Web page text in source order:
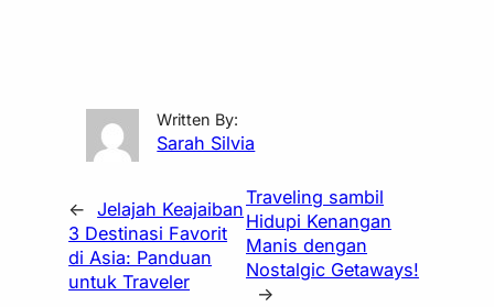
Written By:
Sarah Silvia
←
Jelajah Keajaiban
3 Destinasi Favorit
di Asia: Panduan
untuk Traveler
Traveling sambil
Hidupi Kenangan
Manis dengan
Nostalgic Getaways!
→